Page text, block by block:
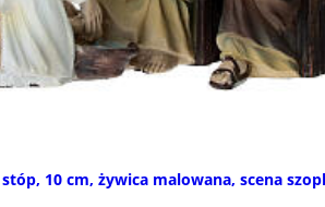
10 cm, żywica malowana, scena